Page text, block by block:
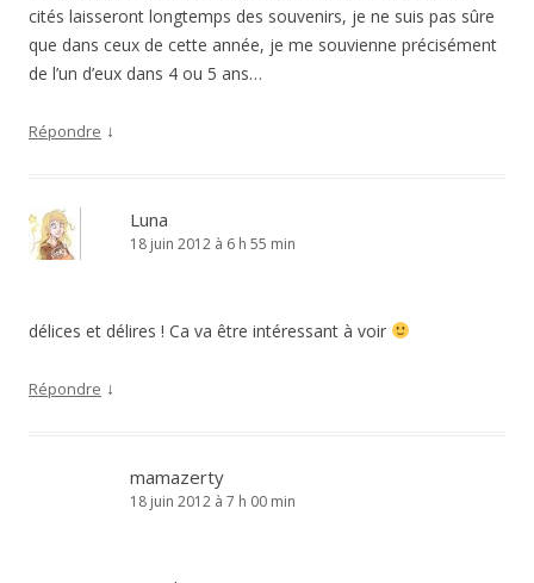
cités laisseront longtemps des souvenirs, je ne suis pas sûre
que dans ceux de cette année, je me souvienne précisément
de l’un d’eux dans 4 ou 5 ans…
Répondre ↓
Luna
18 juin 2012 à 6 h 55 min
délices et délires ! Ca va être intéressant à voir
Répondre ↓
mamazerty
18 juin 2012 à 7 h 00 min